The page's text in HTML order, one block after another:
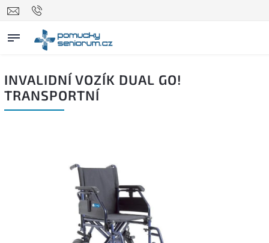
INVALIDNÍ VOZÍK DUAL GO!
TRANSPORTNÍ